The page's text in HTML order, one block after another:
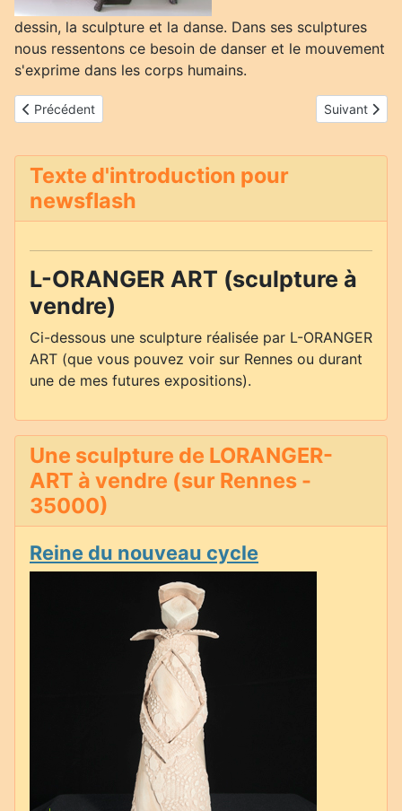
dessin, la sculpture et la danse. Dans ses sculptures
nous ressentons ce besoin de danser et le mouvement
s'exprime dans les corps humains.
Article précédent : Fabienne Treuillet
Précédent Article
Suivant
Texte d'introduction pour
newsflash
L-ORANGER ART (sculpture à
vendre)
Ci-dessous une sculpture réalisée par L-ORANGER
ART (que vous pouvez voir sur Rennes ou durant
une de mes futures expositions).
Une sculpture de LORANGER-
ART à vendre (sur Rennes -
35000)
Reine du nouveau cycle